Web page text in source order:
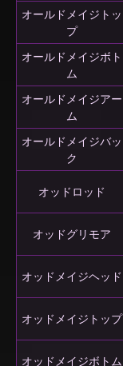
オールドメイジトッ
プ
オールドメイジボト
ム
オールドメイジアー
ム
オールドメイジバッ
ク
オッドロッド
オッドグリモア
オッドメイジヘッド
オッドメイジトップ
オッドメイジボトム